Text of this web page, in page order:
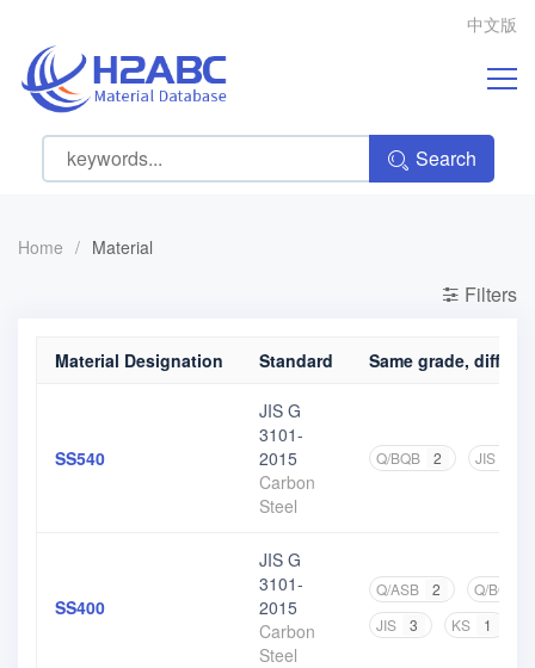
中文版
Search
Home / Material
Filters
Material Designation Standard Same grade,
SS540
JIS G
3101-
2015
Carbon
Steel
Q/BQB 2 JIS
SS400
JIS G
3101-
2015
Carbon
Steel
Q/ASB 2 Q/BQB
JIS
3 KS 1